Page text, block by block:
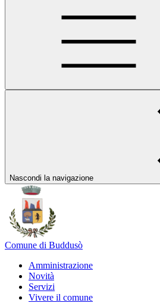
Nascondi la navigazione
Comune di Buddusò
Amministrazione
Novità
Servizi
Vivere il comune